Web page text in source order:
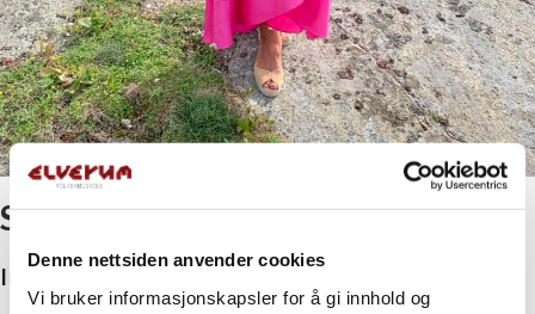
Denne nettsiden anvender cookies
Vi bruker informasjonskapsler for å gi innhold og
Solrunn Irene Nordlien
Internatansvarlig